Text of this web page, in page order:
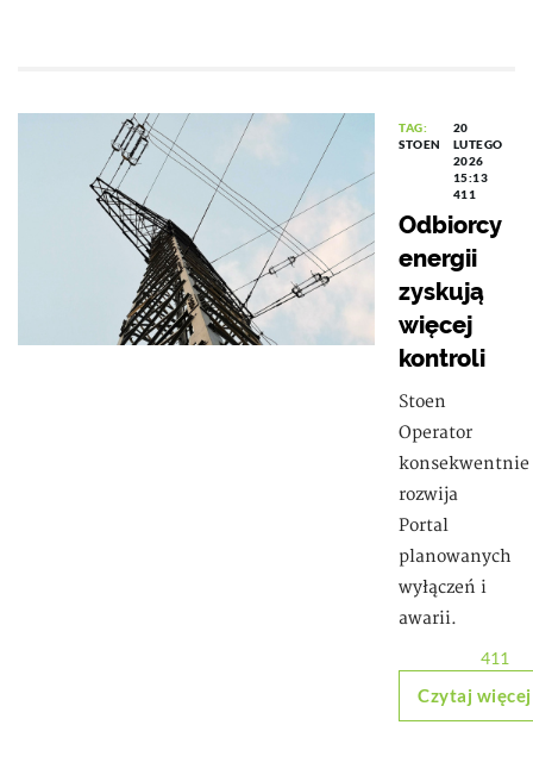
TAG:
STOEN
20
LUTEGO
2026
15:13
411
Odbiorcy
energii
zyskują
więcej
kontroli
Stoen
Operator
konsekwentnie
rozwija
Portal
planowanych
wyłączeń i
awarii.
411
Czytaj więcej